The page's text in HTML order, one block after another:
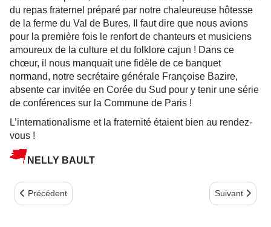
du repas fraternel préparé par notre chaleureuse hôtesse
de la ferme du Val de Bures. Il faut dire que nous avions
pour la première fois le renfort de chanteurs et musiciens
amoureux de la culture et du folklore cajun ! Dans ce
chœur, il nous manquait une fidèle de ce banquet
normand, notre secrétaire générale Françoise Bazire,
absente car invitée en Corée du Sud pour y tenir une série
de conférences sur la Commune de Paris !
L’internationalisme et la fraternité étaient bien au rendez-
vous !
NELLY BAULT
Article précédent : 7 ET 8 NOVEMBRE 2015 : NOTRE VOYAGE
Précédent Article suivant
Suivant